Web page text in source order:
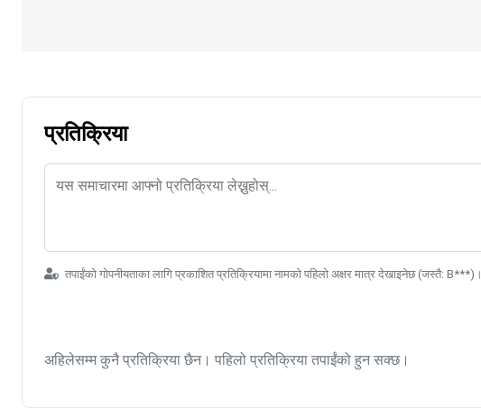
प्रतिक्रिया
तपाईंको गोपनीयताका लागि प्रकाशित प्रतिक्रियामा नामको पहिलो अक्षर मात्र देखाइनेछ (जस्तै: B***)।
अहिलेसम्म कुनै प्रतिक्रिया छैन। पहिलो प्रतिक्रिया तपाईंको हुन सक्छ।